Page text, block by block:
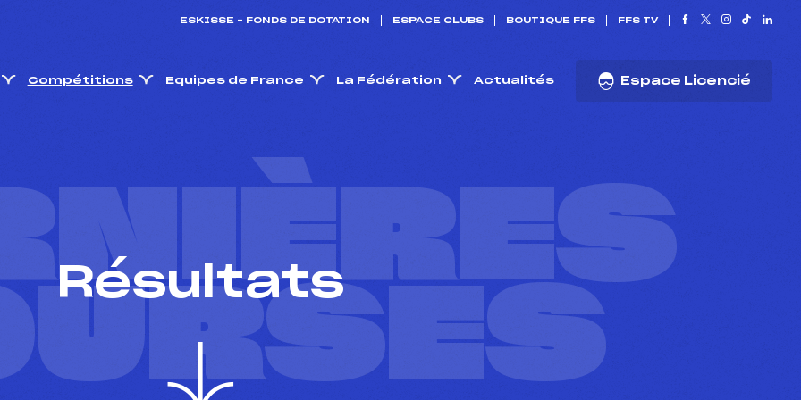
ESKISSE – FONDS DE DOTATION ESPACE CLUBS BOUTIQUE FFS FFS TV
Compétitions Equipes de France La Fédération Actualités Espace Licencié
Résultats